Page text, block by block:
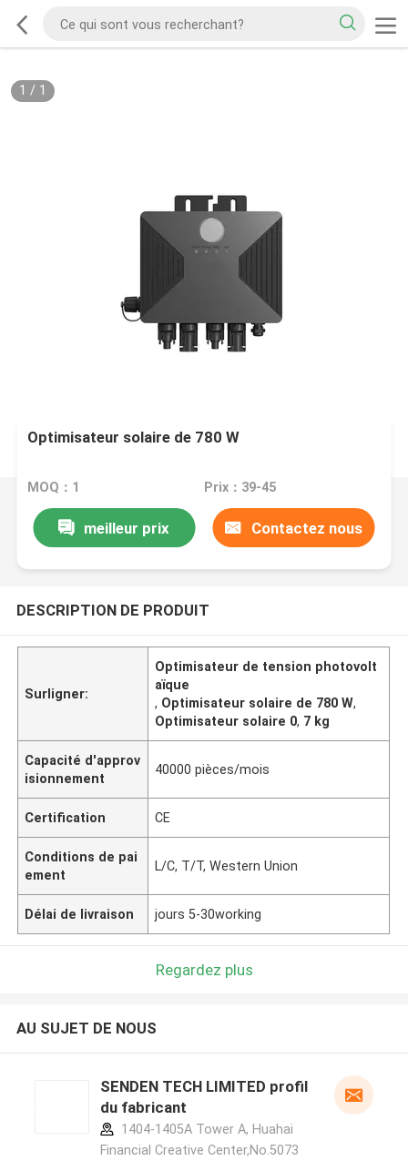
1 / 1
Optimisateur solaire de 780 W
MOQ：1 Prix：39-45
meilleur prix Contactez nous
DESCRIPTION DE PRODUIT
Surligner:
Optimisateur de tension photovolt
aïque
, Optimisateur solaire de 780 W,
Optimisateur solaire 0, 7 kg
Capacité d'approv
isionnement
40000 pièces/mois
Certification CE
Conditions de pai
ement
L/C, T/T, Western Union
Délai de livraison jours 5-30working
Regardez plus
AU SUJET DE NOUS
SENDEN TECH LIMITED profil
du fabricant
1404-1405A Tower A, Huahai
Financial Creative Center,No.5073